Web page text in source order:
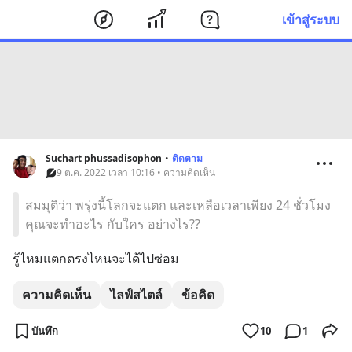
เข้าสู่ระบบ
Suchart phussadisophon • ติดตาม
9 ต.ค. 2022 เวลา 10:16 • ความคิดเห็น
สมมุติว่า พรุ่งนี้โลกจะแตก และเหลือเวลาเพียง 24 ชั่วโมง
คุณจะทำอะไร กับใคร อย่างไร??
รู้ไหมแตกตรงไหนจะได้ไปซ่อม
ความคิดเห็น ไลฟ์สไตล์ ข้อคิด
บันทึก 10 1